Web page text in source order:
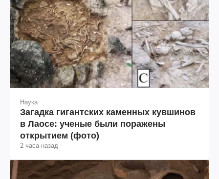
Наука
Загадка гигантских каменных кувшинов
в Лаосе: ученые были поражены
открытием (фото)
2 часа назад